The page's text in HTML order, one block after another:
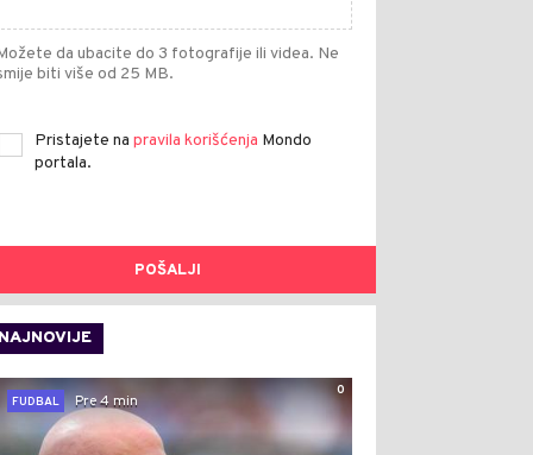
da ubacite do 3 fotografije ili videa. Ne
biti više od 25 MB.
Pristajete na pravila korišćenja Mondo
portala.
POŠALJI
NAJNOVIJE
0
FUDBAL
Pre 4 min